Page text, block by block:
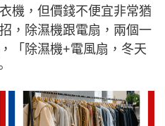
機，但價錢不便宜非常猶
，除濕機跟電扇，兩個一
「除濕機+電風扇，冬天